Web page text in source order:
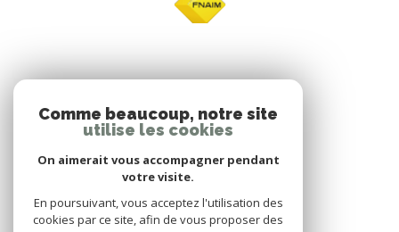
Comme beaucoup, notre site
utilise les cookies
On aimerait vous accompagner pendant
votre visite.
En poursuivant, vous acceptez l'utilisation des
cookies par ce site, afin de vous proposer des